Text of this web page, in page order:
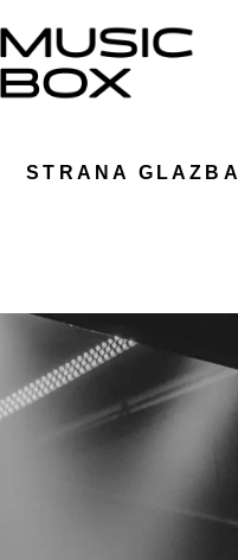
STRANA GLAZBA